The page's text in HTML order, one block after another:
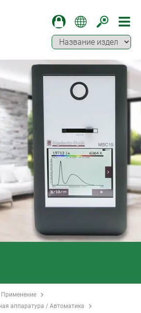
Применение
аппаратура / Автоматика